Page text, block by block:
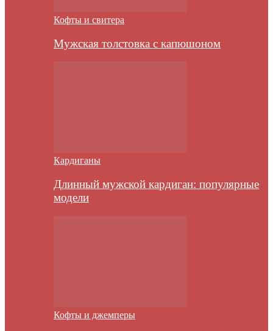
Кофты и свитера
Мужская толстовка с капюшоном
Кардиганы
Длинный мужской кардиган: популярные
модели
Кофты и джемперы